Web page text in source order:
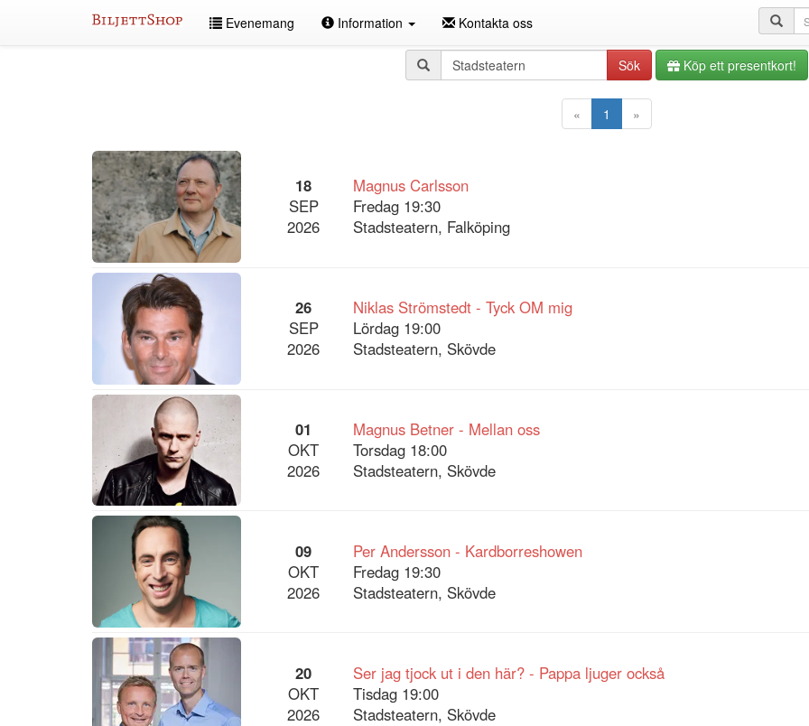
Evenemang Information Kontakta oss
Sök Köp ett presentkort!
« 1 »
18
SEP
2026
Magnus Carlsson
Fredag 19:30
Stadsteatern, Falköping
26
SEP
2026
Niklas Strömstedt - Tyck OM mig
Lördag 19:00
Stadsteatern, Skövde
01
OKT
2026
Magnus Betner - Mellan oss
Torsdag 18:00
Stadsteatern, Skövde
09
OKT
2026
Per Andersson - Kardborreshowen
Fredag 19:30
Stadsteatern, Skövde
20
OKT
2026
Ser jag tjock ut i den här? - Pappa ljuger också
Tisdag 19:00
Stadsteatern, Skövde